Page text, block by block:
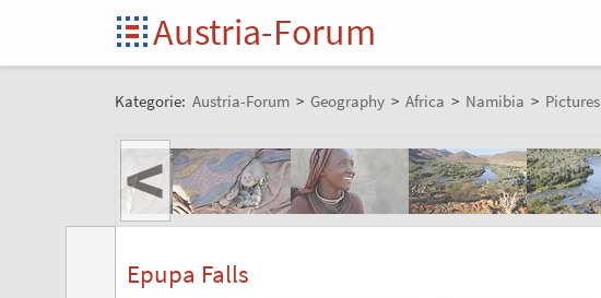
Austria-Forum
Kategorie: Austria-Forum > Geography > Africa > Namibia > Pictures
<
Epupa Falls